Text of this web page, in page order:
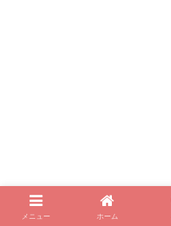
メニュー ホーム